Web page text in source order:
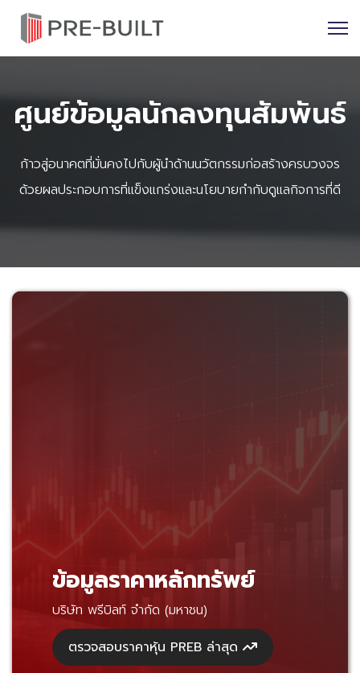
ศูนย์ข้อมูลนักลงทุนสัมพันธ์
ก้าวสู่อนาคตที่มั่นคงไปกับผู้นำด้านนวัตกรรมก่อสร้างครบวงจร
ด้วยผลประกอบการที่แข็งแกร่งและนโยบายกำกับดูแลกิจการที่ดี
ข้อมูลราคาหลักทรัพย์
บริษัท พรีบิลท์ จำกัด (มหาชน)
ตรวจสอบราคาหุ้น PREB ล่าสุด